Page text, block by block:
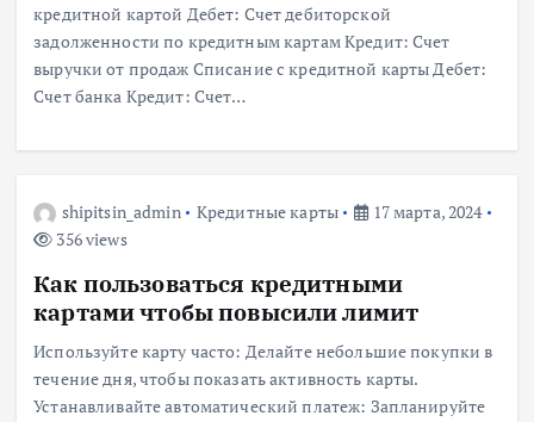
кредитной картой Дебет: Счет дебиторской
задолженности по кредитным картам Кредит: Счет
выручки от продаж Списание с кредитной карты Дебет:
Счет банка Кредит: Счет…
shipitsin_admin Кредитные карты
17 марта, 2024
356 views
Как пользоваться кредитными
картами чтобы повысили лимит
Используйте карту часто: Делайте небольшие покупки в
течение дня, чтобы показать активность карты.
Устанавливайте автоматический платеж: Запланируйте